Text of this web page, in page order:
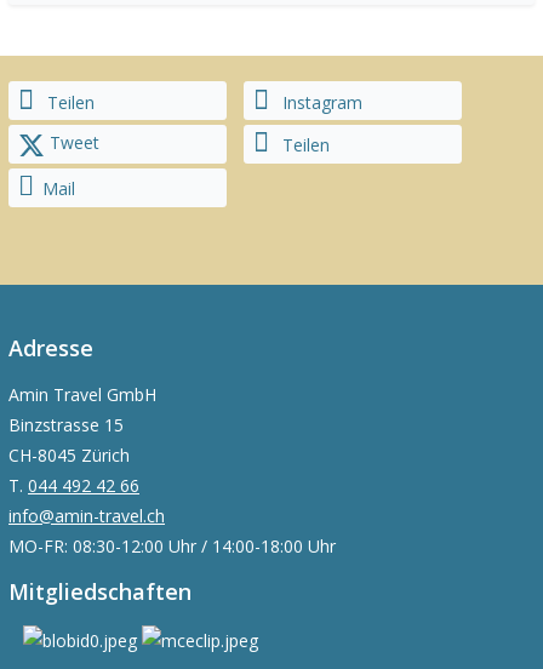
Teilen
Instagram
Tweet
Teilen
Mail
Adresse
Amin Travel GmbH
Binzstrasse 15
CH-8045 Zürich
T. 044 492 42 66
info@amin-travel.ch
MO-FR: 08:30-12:00 Uhr / 14:00-18:00 Uhr
Mitgliedschaften